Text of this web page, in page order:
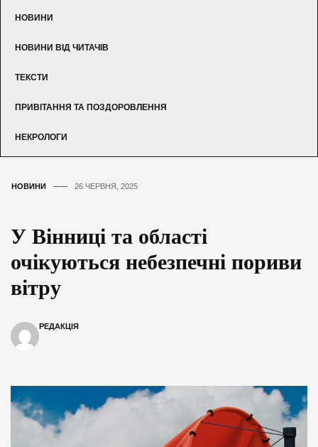
НОВИНИ
НОВИНИ ВІД ЧИТАЧІВ
ТЕКСТИ
ПРИВІТАННЯ ТА ПОЗДОРОВЛЕННЯ
НЕКРОЛОГИ
НОВИНИ 26 ЧЕРВНЯ, 2025
У Вінниці та області
очікуються небезпечні пориви
вітру
РЕДАКЦІЯ